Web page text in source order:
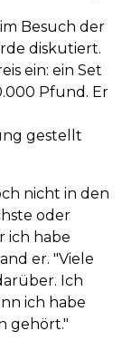
Besuch der
diskutiert.
ein: ein Set
Pfund. Er
gestellt
nicht in den
oder
ich habe
er. "Viele
Ich
ich habe
gehört."